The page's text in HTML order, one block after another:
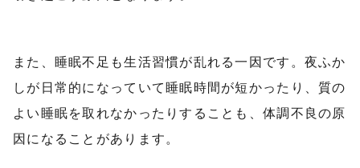
また、睡眠不足も生活習慣が乱れる一因です。夜ふか
しが日常的になっていて睡眠時間が短かったり、質の
よい睡眠を取れなかったりすることも、体調不良の原
因になることがあります。